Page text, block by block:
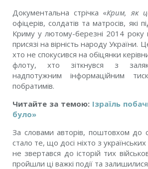
Документальна стрічка «Крим, як
офіцерів, солдатів та матросів, які
Криму у лютому-березні 2014 року
присязі на вірність народу України.
хто не спокусився на обіцянки
флоту, хто зіткнувся з
надпотужним інформаційним
побратимів.
Читайте за темою: Ізраїль
було»
За словами авторів, поштовхом до
стало те, що досі ніхто з українських
не звертався до історій тих
пройшли ці важкі події та